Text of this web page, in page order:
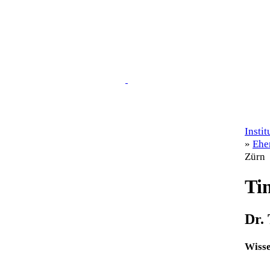
»
Zürn
Dr.